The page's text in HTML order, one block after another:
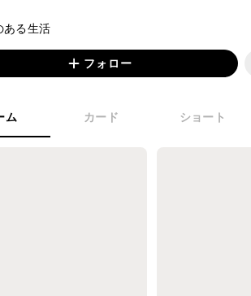
ある生活
フォロー
ム カード ショート